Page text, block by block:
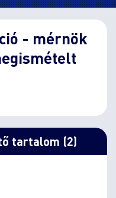
- mérnök
tartalom (2)